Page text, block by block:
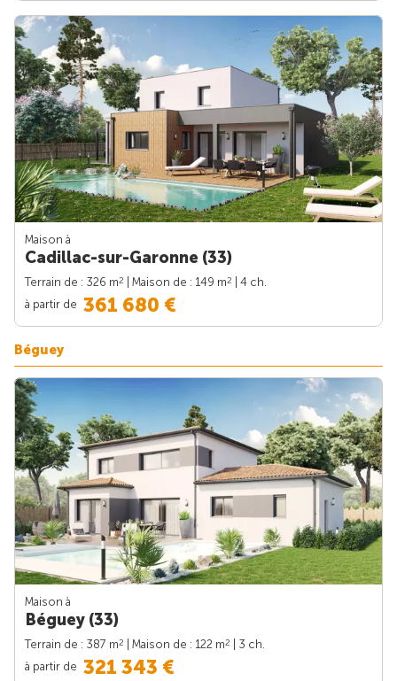
Maison à
Cadillac-sur-Garonne (33)
Terrain de : 326 m2 | Maison de : 149 m2
| 4 ch.
à partir de 361 680 €
Béguey
Maison à
Béguey (33)
Terrain de : 387 m2 | Maison de : 122 m2
| 3 ch.
à partir de 321 343 €